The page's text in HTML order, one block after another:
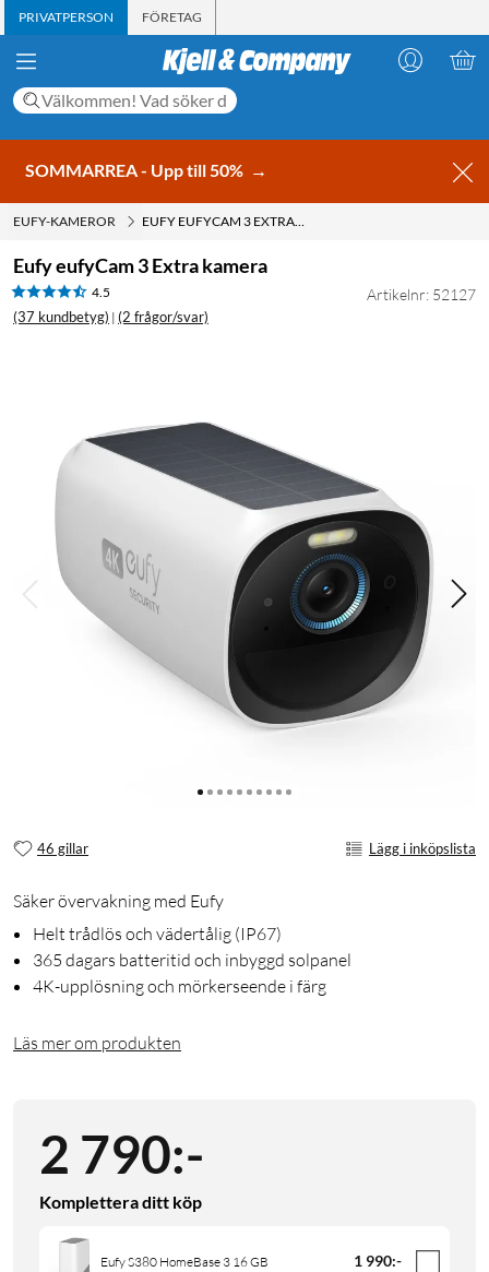
PRIVATPERSON FÖRETAG
SOMMARREA - Upp till 50% →
EUFY-KAMEROR EUFY EUFYCAM 3 EXTRA KAMERA
Eufy eufyCam 3 Extra kamera
4.5
(37 kundbetyg) | (2 frågor/svar)
Artikelnr: 52127
46 gillar Lägg i inköpslista
Säker övervakning med Eufy
Helt trådlös och vädertålig (IP67)
365 dagars batteritid och inbyggd solpanel
4K-upplösning och mörkerseende i färg
Läs mer om produkten
2 790:-
Komplettera ditt köp
Eufy S380 HomeBase 3 16 GB 1 990:-